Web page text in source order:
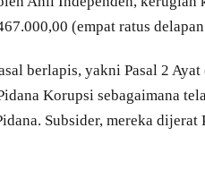
(empat ratus
berlapis, yakni Pasal 2
Korupsi sebagaimana
Subsider, mereka dijerat